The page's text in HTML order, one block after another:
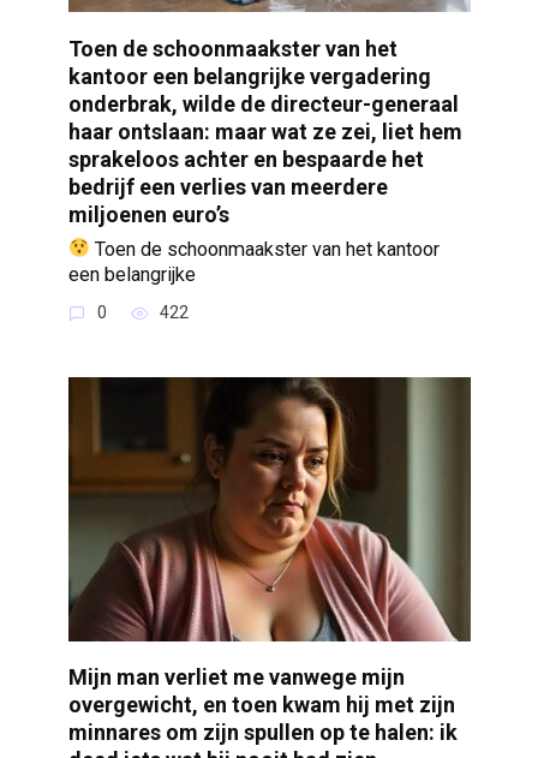
Toen de schoonmaakster van het
kantoor een belangrijke vergadering
onderbrak, wilde de directeur-generaal
haar ontslaan: maar wat ze zei, liet hem
sprakeloos achter en bespaarde het
bedrijf een verlies van meerdere
miljoenen euro’s
Toen de schoonmaakster van het kantoor
een belangrijke
0 422
Mijn man verliet me vanwege mijn
overgewicht, en toen kwam hij met zijn
minnares om zijn spullen op te halen: ik